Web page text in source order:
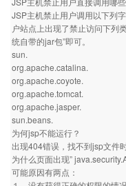
JSP主机禁止用户调用以下列
户站点上出现了禁止访问下列
统自带的jar包”即可。
sun.
org.apache.catalina.
org.apache.coyote.
org.apache.tomcat.
org.apache.jasper.
sun.beans.
为何jsp不能运行？
出现404错误，找不到jsp文件
为什么页面出现”
可能原因有两点：